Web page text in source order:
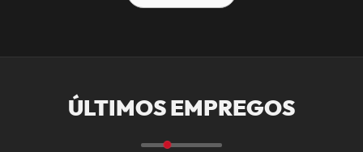
ÚLTIMOS EMPREGOS